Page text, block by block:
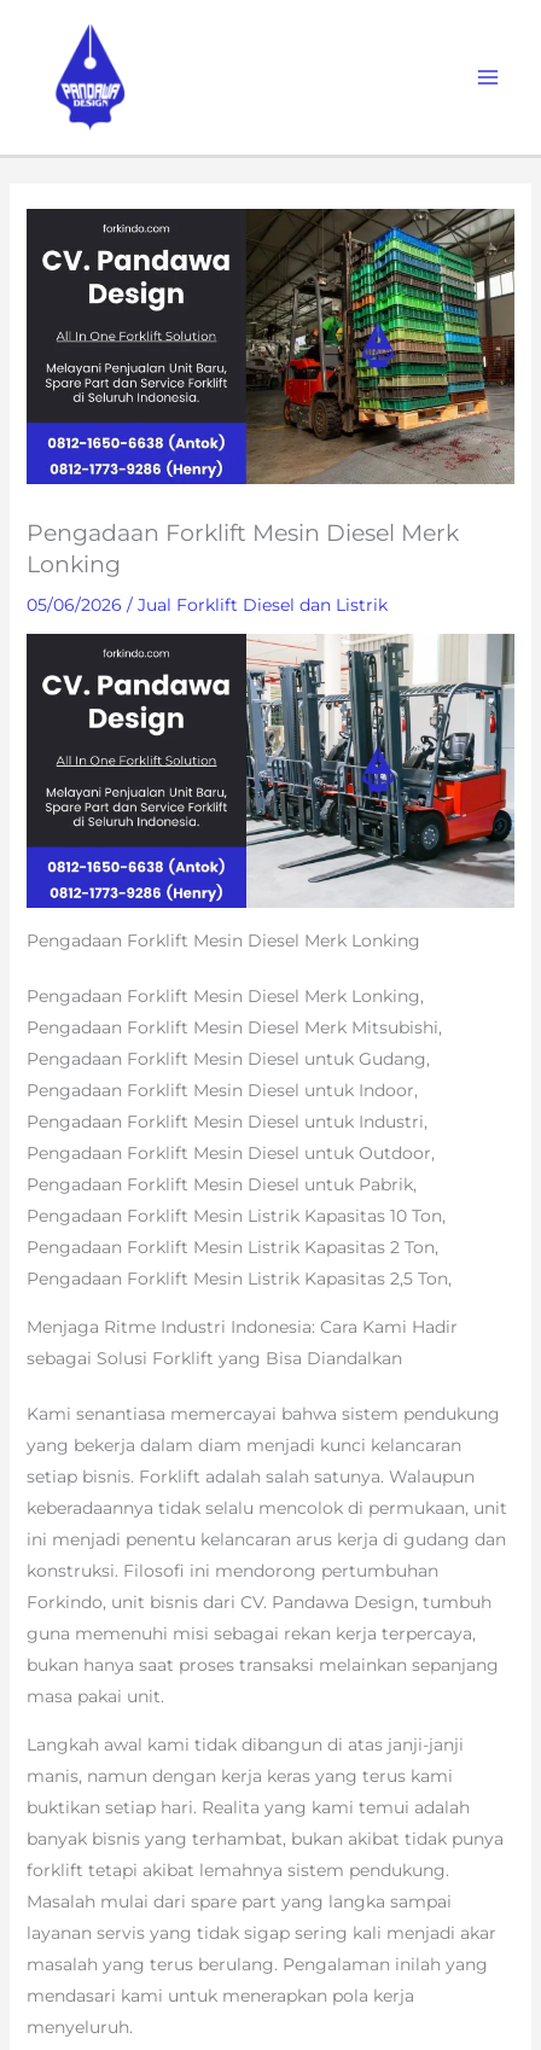
content
Pengadaan Forklift Mesin Diesel Merk
Lonking
05/06/2026 / Jual Forklift Diesel dan Listrik
Pengadaan Forklift Mesin Diesel Merk Lonking
Pengadaan Forklift Mesin Diesel Merk Lonking,
Pengadaan Forklift Mesin Diesel Merk Mitsubishi,
Pengadaan Forklift Mesin Diesel untuk Gudang,
Pengadaan Forklift Mesin Diesel untuk Indoor,
Pengadaan Forklift Mesin Diesel untuk Industri,
Pengadaan Forklift Mesin Diesel untuk Outdoor,
Pengadaan Forklift Mesin Diesel untuk Pabrik,
Pengadaan Forklift Mesin Listrik Kapasitas 10 Ton,
Pengadaan Forklift Mesin Listrik Kapasitas 2 Ton,
Pengadaan Forklift Mesin Listrik Kapasitas 2,5 Ton,
Menjaga Ritme Industri Indonesia: Cara Kami Hadir
sebagai Solusi Forklift yang Bisa Diandalkan
Kami senantiasa memercayai bahwa sistem pendukung
yang bekerja dalam diam menjadi kunci kelancaran
setiap bisnis. Forklift adalah salah satunya. Walaupun
keberadaannya tidak selalu mencolok di permukaan, unit
ini menjadi penentu kelancaran arus kerja di gudang dan
konstruksi. Filosofi ini mendorong pertumbuhan
Forkindo, unit bisnis dari CV. Pandawa Design, tumbuh
guna memenuhi misi sebagai rekan kerja terpercaya,
bukan hanya saat proses transaksi melainkan sepanjang
masa pakai unit.
Langkah awal kami tidak dibangun di atas janji-janji
manis, namun dengan kerja keras yang terus kami
buktikan setiap hari. Realita yang kami temui adalah
banyak bisnis yang terhambat, bukan akibat tidak punya
forklift tetapi akibat lemahnya sistem pendukung.
Masalah mulai dari spare part yang langka sampai
layanan servis yang tidak sigap sering kali menjadi akar
masalah yang terus berulang. Pengalaman inilah yang
mendasari kami untuk menerapkan pola kerja
menyeluruh.